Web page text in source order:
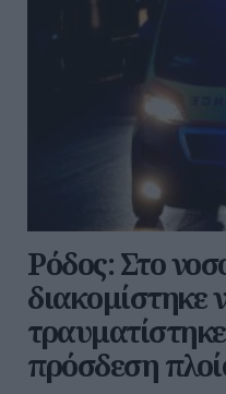
Ρόδος: Στο
διακομίστηκε
πρόσδεση